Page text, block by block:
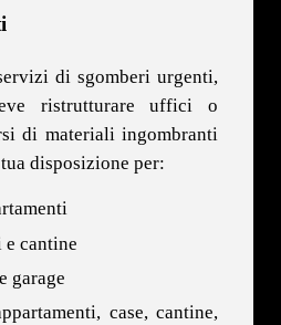
di sgomberi urgenti,
ristrutturare uffici o
di materiali ingombranti
disposizione per:
e cantine
garage
case, cantine,